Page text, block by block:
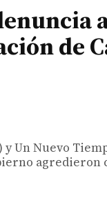
de
Un Nuevo
agredieron